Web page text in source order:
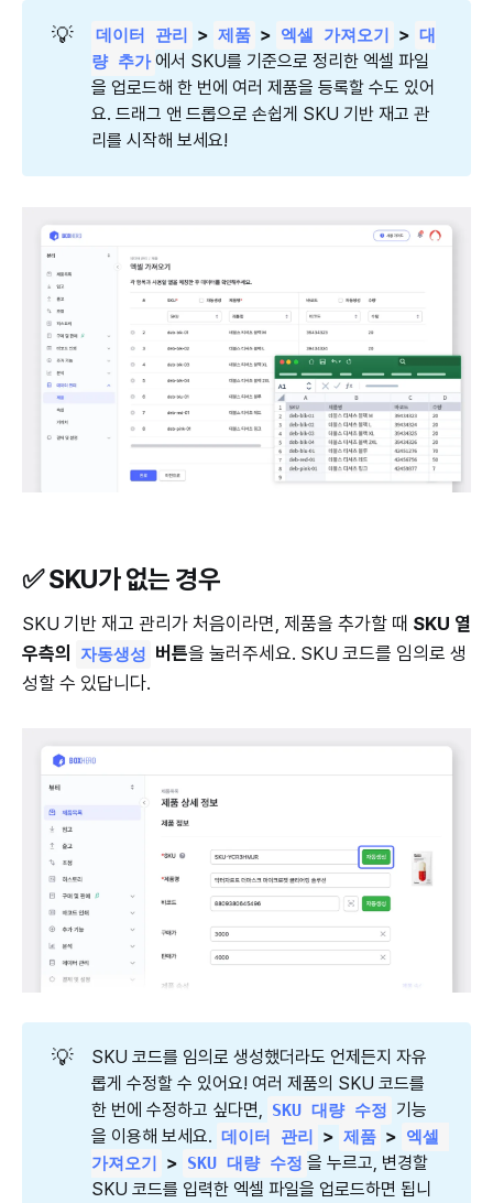
💡 데이터 관리 > 제품 > 엑셀 가져오기 > 대
량 추가 에서 SKU를 기준으로 정리한 엑셀 파일
을 업로드해 한 번에 여러 제품을 등록할 수도 있어
요. 드래그 앤 드롭으로 손쉽게 SKU 기반 재고 관
리를 시작해 보세요!
✅ SKU가 없는 경우
SKU 기반 재고 관리가 처음이라면, 제품을 추가할 때 SKU 열
우측의
자동생성 버튼을 눌러주세요. SKU 코드를 임의로 생
성할 수 있답니다.
💡
SKU 코드를 임의로 생성했더라도 언제든지 자유
롭게 수정할 수 있어요! 여러 제품의 SKU 코드를
한 번에 수정하고 싶다면, SKU 대량 수정 기능
을 이용해 보세요. 데이터 관리 > 제품 > 엑셀
가져오기
> SKU 대량 수정 을 누르고, 변경할
SKU 코드를 입력한 엑셀 파일을 업로드하면 됩니